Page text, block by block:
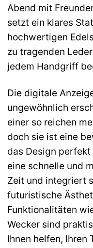
Abend mit
setzt ein klares
hochwertigen
zu tragenden
jedem Handgriff
Die digitale
ungewöhnlich
einer so reichen
doch sie ist eine
das Design
eine schnelle und
Zeit und integriert
futuristische
Funktionalitäten
Wecker sind
Ihnen helfen, Ihren